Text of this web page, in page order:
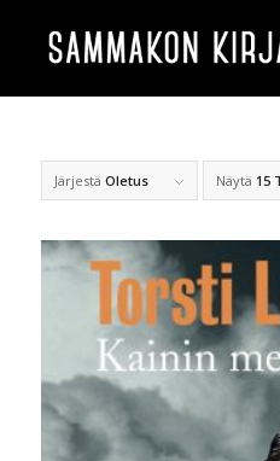
Järjestä Oletus Näytä 15